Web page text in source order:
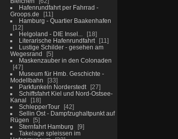
Hafenrundfahrt per Fahrrad -
Groops.de
11
Hamburg - Quartier Baakenhafen
12
Helgoland - DIE Insel...
18
Literarische Hafenrundfahrt
11
Lustige Schilder - gesehen am
Wegesrand
5
Maskenzauber in den Colonaden
47
Museum für Hmb. Geschichte -
Modellbahn
33
Parkfunkeln Norderstedt
27
Schiffsfahrt Kiel und Nord-Ostsee-
Kanal
18
SchlepperTour
42
Sellin Ost - Dampfzughaltpunkt auf
Rügen
5
Sternfahrt Hamburg
9
Takelage spleissen im